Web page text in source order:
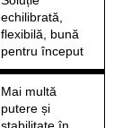
echilibrată,
flexibilă, bună
pentru început
Mai multă
putere și